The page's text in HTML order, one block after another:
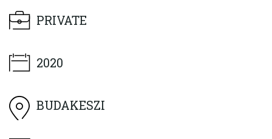
PRIVATE
2020
BUDAKESZI